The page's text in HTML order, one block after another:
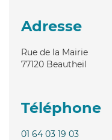
Adresse
Rue de la Mairie
77120 Beautheil
Téléphone
01 64 03 19 03